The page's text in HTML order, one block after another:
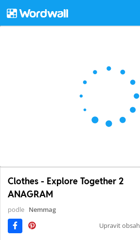
Clothes - Explore Together 2
ANAGRAM
podle Nemmag
Upravit obsah